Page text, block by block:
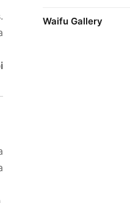
Waifu Gallery